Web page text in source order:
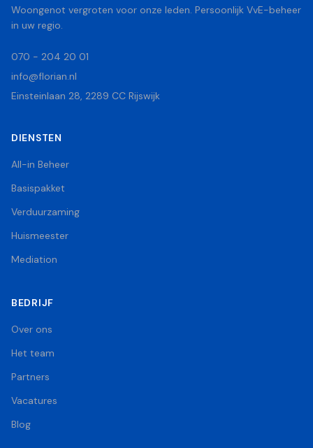
Woongenot vergroten voor onze leden. Persoonlijk VvE-beheer
in uw regio.
070 - 204 20 01
info@florian.nl
Einsteinlaan 28, 2289 CC Rijswijk
DIENSTEN
All-in Beheer
Basispakket
Verduurzaming
Huismeester
Mediation
BEDRIJF
Over ons
Het team
Partners
Vacatures
Blog